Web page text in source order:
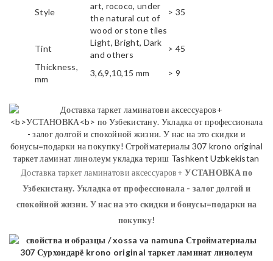
Style
art, rococo, under
the natural cut of
wood or stone tiles
> 35
Tint
Light, Bright, Dark
and others
> 45
Thickness,
mm
3,6,9,10,15 mm > 9
Доставка таркет ламинатови аксессуаров+УСТАНОВКАпо
Узбекистану. Укладка от профессионала - залог долгой и
спокойной жизни. У нас на это скидки и бонусы=подарки на
покупку!